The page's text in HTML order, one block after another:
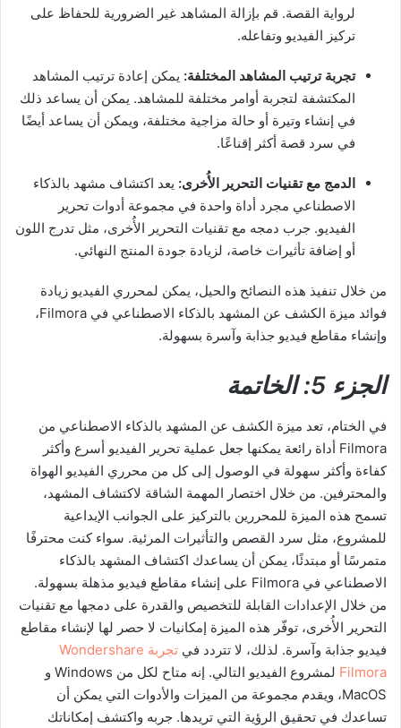
لرواية القصة. قم بإزالة المشاهد غير الضرورية للحفاظ على
تركيز الفيديو وتفاعله.
تجربة ترتيب المشاهد المختلفة: يمكن إعادة ترتيب المشاهد
المكتشفة لتجربة أوامر مختلفة للمشاهد. يمكن أن يساعد ذلك
في إنشاء وتيرة أو حالة مزاجية مختلفة، ويمكن أن يساعد أيضًا
في سرد قصة أكثر إقناعًا.
الدمج مع تقنيات التحرير الأُخرى: يعد اكتشاف مشهد بالذكاء
الاصطناعي مجرد أداة واحدة في مجموعة أدوات تحرير
الفيديو. جرب دمجه مع تقنيات التحرير الأُخرى، مثل تدرج اللون
أو إضافة تأثيرات خاصة، لزيادة جودة المنتج النهائي.
من خلال تنفيذ هذه النصائح والحيل، يمكن لمحرري الفيديو زيادة
فوائد ميزة الكشف عن المشهد بالذكاء الاصطناعي في Filmora،
وإنشاء مقاطع فيديو جذابة وآسرة بسهولة.
الجزء 5: الخاتمة
في الختام، تعد ميزة الكشف عن المشهد بالذكاء الاصطناعي من
Filmora أداة رائعة يمكنها جعل عملية تحرير الفيديو أسرع وأكثر
كفاءة وأكثر سهولة في الوصول إلى كل من محرري الفيديو الهواة
والمحترفين. من خلال اختصار المهمة الشاقة لاكتشاف المشهد،
تسمح هذه الميزة للمحررين بالتركيز على الجوانب الإبداعية
للمشروع، مثل سرد القصص والتأثيرات المرئية. سواء كنت محترفًا
متمرسًا أو مبتدئًا، يمكن أن يساعدك اكتشاف المشهد بالذكاء
الاصطناعي في Filmora على إنشاء مقاطع فيديو مذهلة بسهولة.
من خلال الإعدادات القابلة للتخصيص والقدرة على دمجها مع تقنيات
التحرير الأُخرى، توفّر هذه الميزة إمكانيات لا حصر لها لإنشاء مقاطع
فيديو جذابة وآسرة. لذلك، لا تتردد في تجربة Wondershare
Filmora
لمشروع الفيديو التالي. إنه متاح لكل من Windows و
MacOS، ويقدم مجموعة من الميزات والأدوات التي يمكن أن
تساعدك في تحقيق الرؤية التي تريدها. جربه واكتشف إمكاناتك